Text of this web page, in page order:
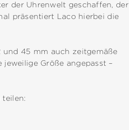
der Uhrenwelt geschaffen, der
präsentiert Laco hierbei die
und 45 mm auch zeitgemäße
Größe angepasst –
teilen: